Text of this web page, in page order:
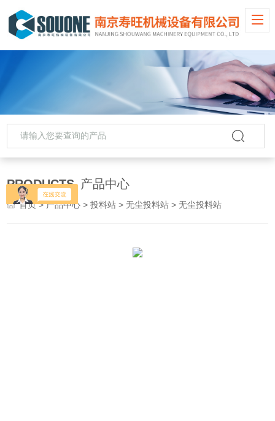
PRODUCTS 产品中心
首页>产品中心 >投料站 >无尘投料站 > 无尘投料站